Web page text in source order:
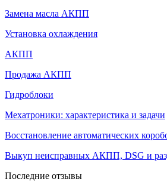
Замена масла АКПП
Установка охлаждения
АКПП
Продажа АКПП
Гидроблоки
Мехатроники: характеристика и задачи
Восстановление автоматических
Выкуп неисправных АКПП, DSG и
Последние отзывы